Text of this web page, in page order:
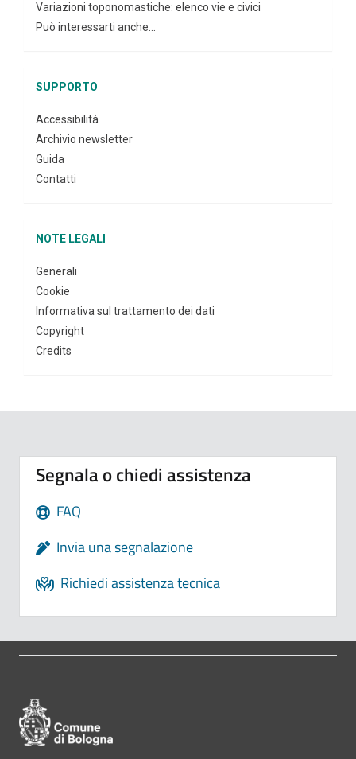
Variazioni toponomastiche: elenco vie e civici
Può interessarti anche...
SUPPORTO
Accessibilità
Archivio newsletter
Guida
Contatti
NOTE LEGALI
Generali
Cookie
Informativa sul trattamento dei dati
Copyright
Credits
Segnala o chiedi assistenza
FAQ
Invia una segnalazione
Richiedi assistenza tecnica